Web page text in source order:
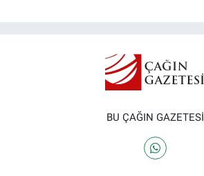
BU ÇAĞIN GAZETESİ